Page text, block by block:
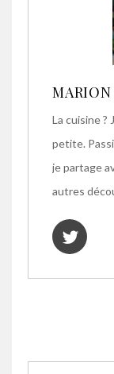
MARION
La cuisine ?
petite.
je partage
autres